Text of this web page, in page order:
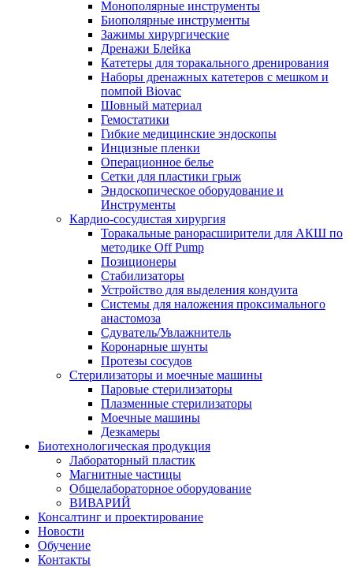
Монополярные инструменты
Биополярные инструменты
Зажимы хирургические
Дренажи Блейка
Катетеры для торакального дренирования
Наборы дренажных катетеров с мешком и
помпой Biovac
Шовный материал
Гемостатики
Гибкие медицинские эндоскопы
Инцизные пленки
Операционное белье
Сетки для пластики грыж
Эндоскопическое оборудование и
Инструменты
Кардио-сосудистая хирургия
Торакальные ранорасширители для АКШ по
методике Off Pump
Позиционеры
Стабилизаторы
Устройство для выделения кондуита
Системы для наложения проксимального
анастомоза
Сдуватель/Увлажнитель
Коронарные шунты
Протезы сосудов
Стерилизаторы и моечные машины
Паровые стерилизаторы
Плазменные стерилизаторы
Моечные машины
Дезкамеры
Биотехнологическая продукция
Лабораторный пластик
Магнитные частицы
Общелабораторное оборудование
ВИВАРИЙ
Консалтинг и проектирование
Новости
Обучение
Контакты